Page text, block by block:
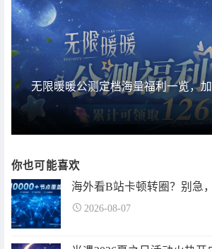
无限暖暖公测定档海量福利一览，
你也可能喜欢
海外看B站卡顿转圈？别急
2026-08-07